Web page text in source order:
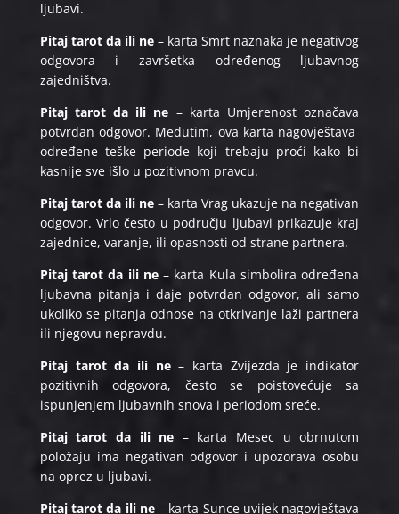
ljubavi.
Pitaj tarot da ili ne– karta Smrt naznaka je negativog
odgovora i završetka određenog ljubavnog
zajedništva.
Pitaj tarot da ili ne – karta Umjerenost označava
potvrdan odgovor. Međutim, ova karta nagovještava
određene teške periode koji trebaju proći kako bi
kasnije sve išlo u pozitivnom pravcu.
Pitaj tarot da ili ne– karta Vrag ukazuje na negativan
odgovor. Vrlo često u području ljubavi prikazuje kraj
zajednice, varanje, ili opasnosti od strane partnera.
Pitaj tarot da ili ne– karta Kula simbolira određena
ljubavna pitanja i daje potvrdan odgovor, ali samo
ukoliko se pitanja odnose na otkrivanje laži partnera
ili njegovu nepravdu.
Pitaj tarot da ili ne– karta Zvijezda je indikator
pozitivnih odgovora, često se poistovećuje sa
ispunjenjem ljubavnih snova i periodom sreće.
Pitaj tarot da ili ne – karta Mesec u obrnutom
položaju ima negativan odgovor i upozorava osobu
na oprez u ljubavi.
Pitaj tarot da ili ne– karta Sunce uvijek nagovještava